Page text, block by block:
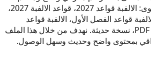
كلمات مرتبطة بالمحتوى: الالفبة قواعد 2027، قواعد الالفبة 2027،
الالفبة قواعد الفصل الأول، الالفبة قواعد
الفصل الثاني، تحميل، PDF، نسخة حديثة. نهدف من خلال هذا الملف
بمحتوى واضح وحديث وسهل الوصول.